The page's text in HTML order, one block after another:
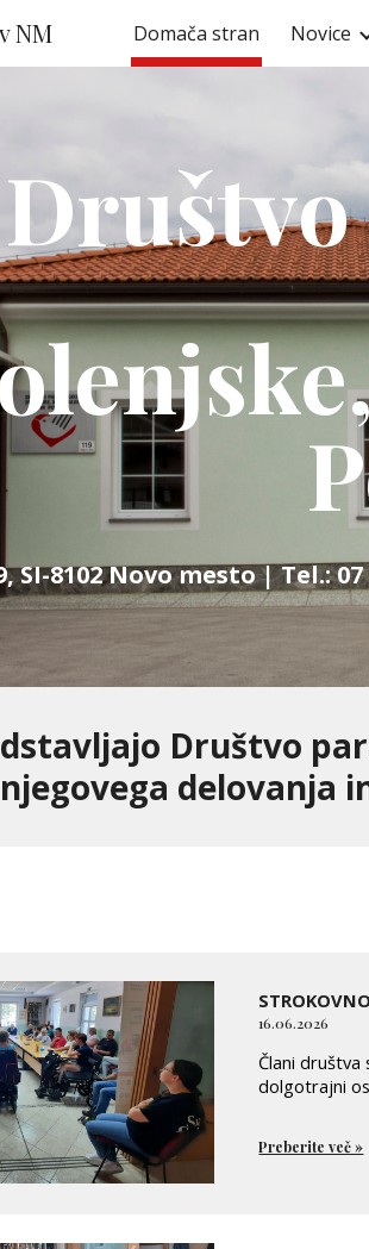
Skip to main content
NM Domača stran Novice
SI-8102 Novo mesto | Tel.:
Društvo
delovanja
16.06.2026
Člani društva
dolgotrajni
Preberite več »